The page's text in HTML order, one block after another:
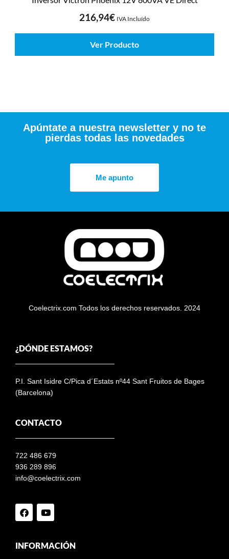
216,94€ IVA Incluído
Ver Producto
Apúntate a nuestra newsletter y no te
pierdas todas las novedades
Me apunto
Coelectrix.com Todos los derechos reservados. 2024
¿DÓNDE ESTAMOS?
P.I. Sant Isidre C/Pica d´Estats nº44 Sant Fruitos de Bages
(Barcelona)
CONTACTO
722 486 679
936 289 896
info@coelectrix.com
INFORMACIÓN